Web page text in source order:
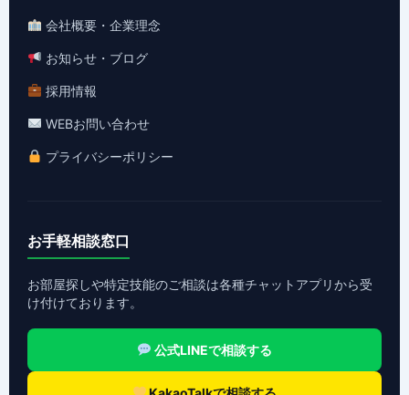
会社概要・企業理念
お知らせ・ブログ
採用情報
WEBお問い合わせ
プライバシーポリシー
お手軽相談窓口
お部屋探しや特定技能のご相談は各種チャットアプリから受
け付けております。
公式LINEで相談する